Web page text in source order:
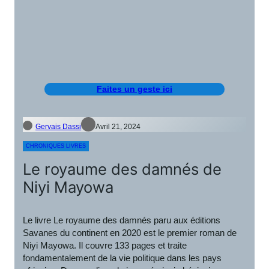
Faites un geste ici
Gervais Dassi Avril 21, 2024
CHRONIQUES LIVRES
Le royaume des damnés de
Niyi Mayowa
Le livre Le royaume des damnés paru aux éditions
Savanes du continent en 2020 est le premier roman de
Niyi Mayowa. Il couvre 133 pages et traite
fondamentalement de la vie politique dans les pays